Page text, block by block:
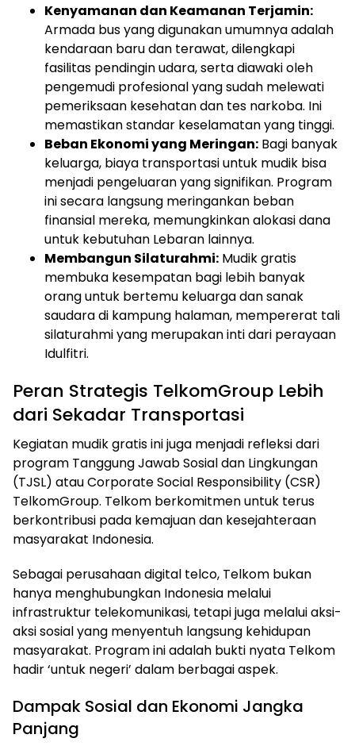
Kenyamanan dan Keamanan Terjamin:
Armada bus yang digunakan umumnya adalah
kendaraan baru dan terawat, dilengkapi
fasilitas pendingin udara, serta diawaki oleh
pengemudi profesional yang sudah melewati
pemeriksaan kesehatan dan tes narkoba. Ini
memastikan standar keselamatan yang tinggi.
Beban Ekonomi yang Meringan: Bagi banyak
keluarga, biaya transportasi untuk mudik bisa
menjadi pengeluaran yang signifikan. Program
ini secara langsung meringankan beban
finansial mereka, memungkinkan alokasi dana
untuk kebutuhan Lebaran lainnya.
Membangun Silaturahmi: Mudik gratis
membuka kesempatan bagi lebih banyak
orang untuk bertemu keluarga dan sanak
saudara di kampung halaman, mempererat tali
silaturahmi yang merupakan inti dari perayaan
Idulfitri.
Peran Strategis TelkomGroup Lebih
dari Sekadar Transportasi
Kegiatan mudik gratis ini juga menjadi refleksi dari
program Tanggung Jawab Sosial dan Lingkungan
(TJSL) atau Corporate Social Responsibility (CSR)
TelkomGroup. Telkom berkomitmen untuk terus
berkontribusi pada kemajuan dan kesejahteraan
masyarakat Indonesia.
Sebagai perusahaan digital telco, Telkom bukan
hanya menghubungkan Indonesia melalui
infrastruktur telekomunikasi, tetapi juga melalui aksi-
aksi sosial yang menyentuh langsung kehidupan
masyarakat. Program ini adalah bukti nyata Telkom
hadir ‘untuk negeri’ dalam berbagai aspek.
Dampak Sosial dan Ekonomi Jangka
Panjang